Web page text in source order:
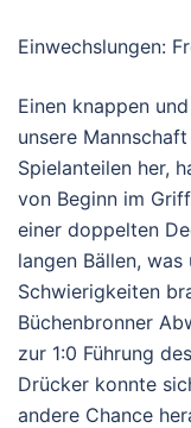
Einwechslungen:
Einen knappen
unsere
Spielanteilen her,
von Beginn im
einer doppelten
langen Bällen,
Schwierigkeiten
Büchenbronner
zur 1:0 Führung
Drücker konnte
andere Chance